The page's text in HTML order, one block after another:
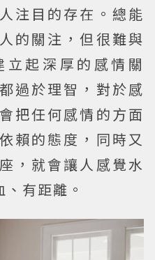
注目的存在。總能
的關注，但很難與
起深厚的感情關
過於理智，對於感
把任何感情的方面
賴的態度，同時又
，就會讓人感覺水
有距離。